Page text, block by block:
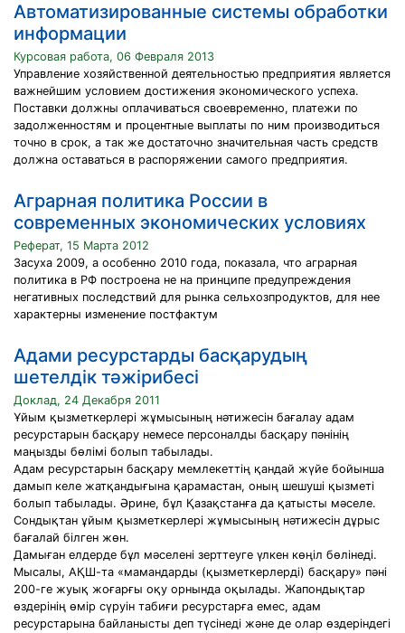
Автоматизированные системы обработки
информации
Курсовая работа, 06 Февраля 2013
Управление хозяйственной деятельностью предприятия является
важнейшим условием достижения экономического успеха.
Поставки должны оплачиваться своевременно, платежи по
задолженностям и процентные выплаты по ним производиться
точно в срок, а так же достаточно значительная часть средств
должна оставаться в распоряжении самого предприятия.
Аграрная политика России в
современных экономических условиях
Реферат, 15 Марта 2012
Засуха 2009, а особенно 2010 года, показала, что аграрная
политика в РФ построена не на принципе предупреждения
негативных последствий для рынка сельхозпродуктов, для нее
характерны изменение постфактум
Адами ресурстарды басқарудың
шетелдік тәжірибесі
Доклад, 24 Декабря 2011
Ұйым қызметкерлері жұмысының нәтижесін бағалау адам
ресурстарын басқару немесе персоналды басқару пәнінің
маңызды бөлімі болып табылады.
Адам ресурстарын басқару мемлекеттің қандай жүйе бойынша
дамып келе жатқандығына қарамастан, оның шешуші қызметі
болып табылады. Әрине, бұл Қазақстанға да қатысты мәселе.
Сондықтан ұйым қызметкерлері жұмысының нәтижесін дұрыс
бағалай білген жөн.
Дамыған елдерде бұл мәселені зерттеуге үлкен көңіл бөлінеді.
Мысалы, АҚШ-та «мамандарды (қызметкерлерді) басқару» пәні
200-ге жуық жоғарғы оқу орнында оқылады. Жапондықтар
өздерінің өмір сүруін табиғи ресурстарға емес, адам
ресурстарына байланысты деп түсінеді және де олар өздеріндегі